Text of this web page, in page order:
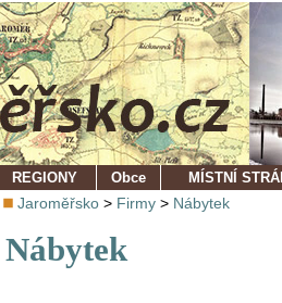
REGIONY Obce MÍSTNÍ
Jaroměřsko > Firmy > Nábytek
Nábytek